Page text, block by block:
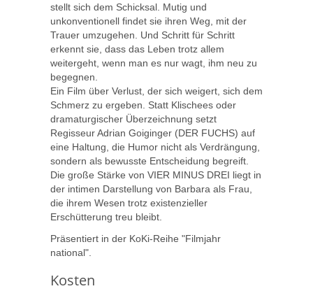
stellt sich dem Schicksal. Mutig und
unkonventionell findet sie ihren Weg, mit der
Trauer umzugehen. Und Schritt für Schritt
erkennt sie, dass das Leben trotz allem
weitergeht, wenn man es nur wagt, ihm neu zu
begegnen.
Ein Film über Verlust, der sich weigert, sich dem
Schmerz zu ergeben. Statt Klischees oder
dramaturgischer Überzeichnung setzt
Regisseur Adrian Goiginger (DER FUCHS) auf
eine Haltung, die Humor nicht als Verdrängung,
sondern als bewusste Entscheidung begreift.
Die große Stärke von VIER MINUS DREI liegt in
der intimen Darstellung von Barbara als Frau,
die ihrem Wesen trotz existenzieller
Erschütterung treu bleibt.
Präsentiert in der KoKi-Reihe "Filmjahr
national".
Kosten